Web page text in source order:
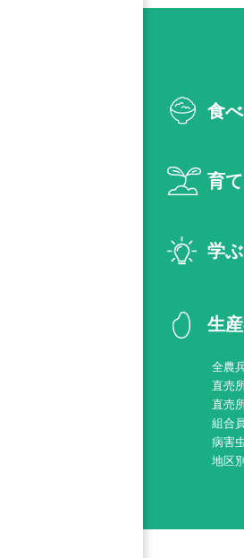
食
育
学ぶ
生
全農
直売
直売
組合
病害
地区